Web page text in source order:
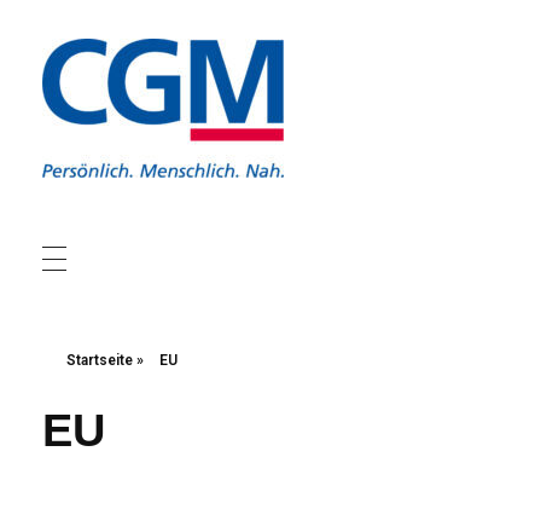
Startseite » EU
EU